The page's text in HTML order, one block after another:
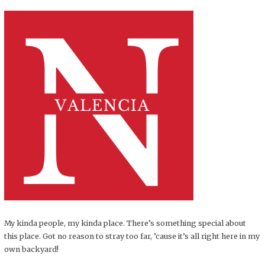
My kinda people, my kinda place. There’s something special about
this place. Got no reason to stray too far, ’cause it’s all right here in my
own backyard!